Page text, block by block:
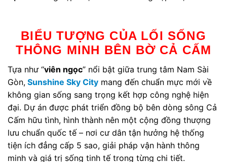
BIỂU TƯỢNG CỦA LỐI SỐNG
THÔNG MINH BÊN BỜ CẢ CẤM
Tựa như “viên ngọc” nổi bật giữa trung tâm Nam Sài
Gòn, Sunshine Sky City mang đến chuẩn mực mới về
không gian sống sang trọng kết hợp công nghệ hiện
đại. Dự án được phát triển đồng bộ bên dòng sông Cả
Cấm hữu tình, hình thành nên một cộng đồng thượng
lưu chuẩn quốc tế – nơi cư dân tận hưởng hệ thống
tiện ích đẳng cấp 5 sao, giải pháp vận hành thông
minh và giá trị sống tinh tế trong từng chi tiết.